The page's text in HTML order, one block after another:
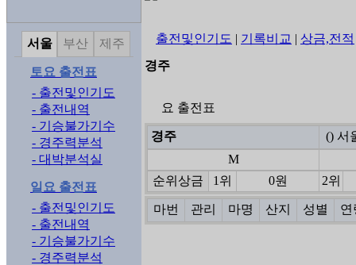
서울 부산 제주
토요 출전표
- 출전및인기도
- 출전내역
- 기승불가기수
- 경주력분석
- 대박분석실
일요 출전표
- 출전및인기도
- 출전내역
- 기승불가기수
- 경주력분석
출전및인기도 | 기록비교 | 상금,전적
경주
요 출전표
경주 () 서
M
순위상금
1위 0원 2위
마번 관리 마명 산지 성별 연